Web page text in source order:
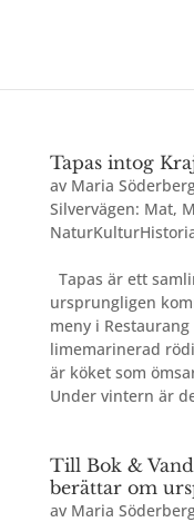
Tapas intog
av Maria
Silvervägen: Mat,
Tapas är ett
ursprungligen
meny i
limemarinerad
är köket som
Under vintern är
Till Bok &
berättar om
av Maria